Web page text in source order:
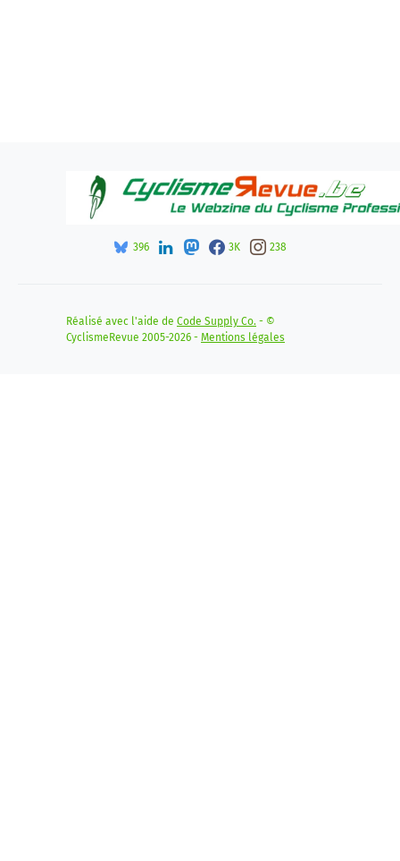
396 3K 238
Réalisé avec l'aide de Code Supply Co. - ©
CyclismeRevue 2005-2026 - Mentions légales